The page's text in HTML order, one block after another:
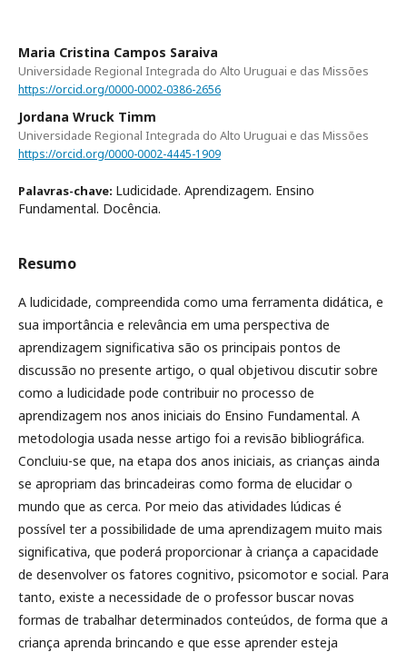
Maria Cristina Campos Saraiva
Universidade Regional Integrada do Alto Uruguai e das Missões
https://orcid.org/0000-0002-0386-2656
Jordana Wruck Timm
Universidade Regional Integrada do Alto Uruguai e das Missões
https://orcid.org/0000-0002-4445-1909
Palavras-chave: Ludicidade. Aprendizagem. Ensino
Fundamental. Docência.
Resumo
A ludicidade, compreendida como uma ferramenta didática, e
sua importância e relevância em uma perspectiva de
aprendizagem significativa são os principais pontos de
discussão no presente artigo, o qual objetivou discutir sobre
como a ludicidade pode contribuir no processo de
aprendizagem nos anos iniciais do Ensino Fundamental. A
metodologia usada nesse artigo foi a revisão bibliográfica.
Concluiu-se que, na etapa dos anos iniciais, as crianças ainda
se apropriam das brincadeiras como forma de elucidar o
mundo que as cerca. Por meio das atividades lúdicas é
possível ter a possibilidade de uma aprendizagem muito mais
significativa, que poderá proporcionar à criança a capacidade
de desenvolver os fatores cognitivo, psicomotor e social. Para
tanto, existe a necessidade de o professor buscar novas
formas de trabalhar determinados conteúdos, de forma que a
criança aprenda brincando e que esse aprender esteja